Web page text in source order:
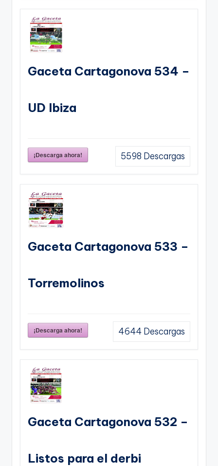
Gaceta Cartagonova 534 –
UD Ibiza
¡Descarga ahora! 5598 Descargas
Gaceta Cartagonova 533 –
Torremolinos
¡Descarga ahora! 4644 Descargas
Gaceta Cartagonova 532 –
Listos para el derbi